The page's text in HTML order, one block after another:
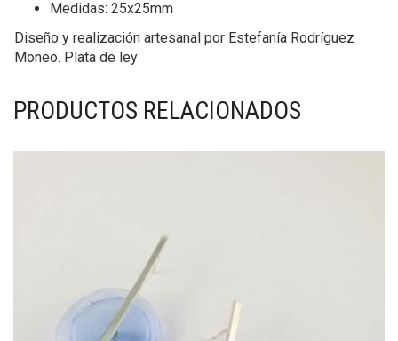
Medidas: 25x25mm
Diseño y realización artesanal por Estefanía Rodríguez
Moneo. Plata de ley
PRODUCTOS RELACIONADOS